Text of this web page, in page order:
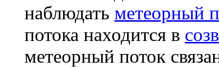
наблюдать метеорный
потока находится в
метеорный поток